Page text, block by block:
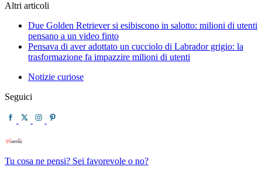
Altri articoli
Due Golden Retriever si esibiscono in salotto: milioni di utenti
pensano a un video finto
Pensava di aver adottato un cucciolo di Labrador grigio: la
trasformazione fa impazzire milioni di utenti
Notizie curiose
Seguici
Tu cosa ne pensi? Sei favorevole o no?